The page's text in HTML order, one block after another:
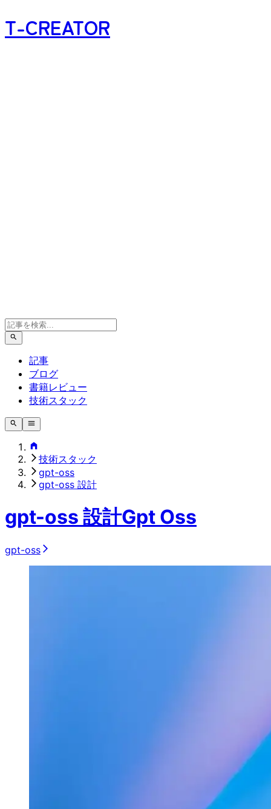
T-CREATOR
記事
ブログ
書籍レビュー
技術スタック
技術スタック
gpt-oss
gpt-oss 設計
gpt-oss 設計Gpt Oss
gpt-oss